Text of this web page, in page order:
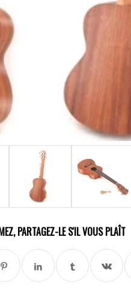
PARTAGEZ-LE S'IL VOUS PLAÎT